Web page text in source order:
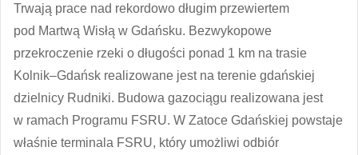
Trwają prace nad rekordowo długim przewiertem
pod Martwą Wisłą w Gdańsku. Bezwykopowe
przekroczenie rzeki o długości ponad 1 km na trasie
Kolnik–Gdańsk realizowane jest na terenie gdańskiej
dzielnicy Rudniki. Budowa gazociągu realizowana jest
w ramach Programu FSRU. W Zatoce Gdańskiej powstaje
właśnie terminala FSRU, który umożliwi odbiór